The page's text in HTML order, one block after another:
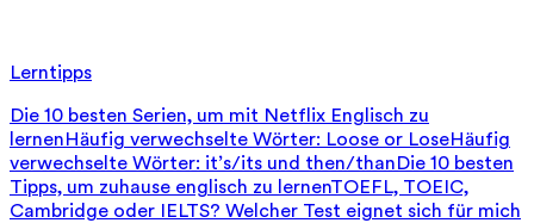
Lerntipps
Die 10 besten Serien, um mit Netflix Englisch zu
lernenHäufig verwechselte Wörter: Loose or LoseHäufig
verwechselte Wörter: it’s/its und then/thanDie 10 besten
Tipps, um zuhause englisch zu lernenTOEFL, TOEIC,
Cambridge oder IELTS? Welcher Test eignet sich für mich